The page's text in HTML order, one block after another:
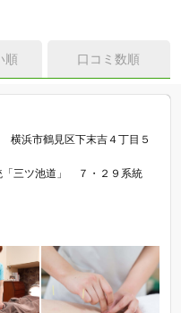
順 口コミ数順
横浜市鶴見区下末吉４丁目５
三ツ池道」 ７・２９系統